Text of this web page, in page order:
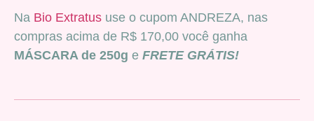
Na Bio Extratus use o cupom ANDREZA, nas
compras acima de R$ 170,00 você ganha
MÁSCARA de 250g e FRETE GRÁTIS!